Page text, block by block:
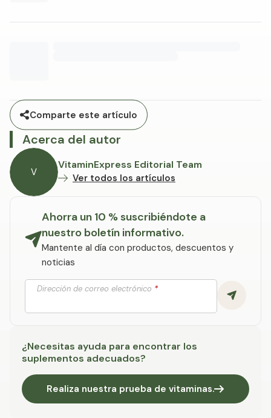
Comparte este artículo
Acerca del autor
V
VitaminExpress Editorial Team
Ver todos los artículos
Ahorra un 10 % suscribiéndote a
nuestro boletín informativo.
Mantente al día con productos, descuentos y
noticias
Dirección de correo electrónico *
¿Necesitas ayuda para encontrar los
suplementos adecuados?
Realiza nuestra prueba de vitaminas.